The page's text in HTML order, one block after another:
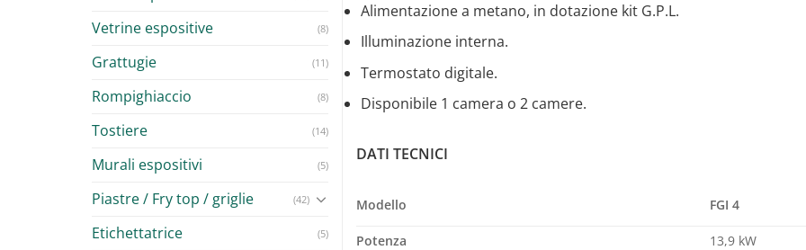
Vetrine espositive (8)
Grattugie (11)
Rompighiaccio (8)
Tostiere (14)
Murali espositivi (5)
Piastre / Fry top / griglie (42)
Etichettatrice (5)
Alimentazione a metano, in dotazione kit G.P.L.
Illuminazione interna.
Termostato digitale.
Disponibile 1 camera o 2 camere.
DATI TECNICI
Modello FGI 4
Potenza
13,9 kW